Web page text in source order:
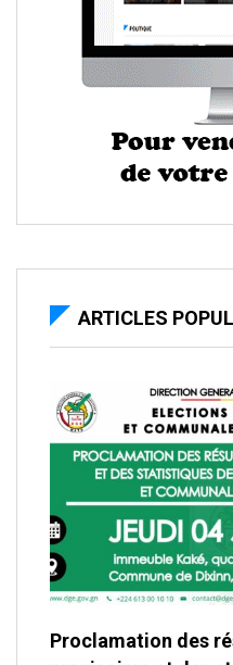
ARTICLES
Proclamation des